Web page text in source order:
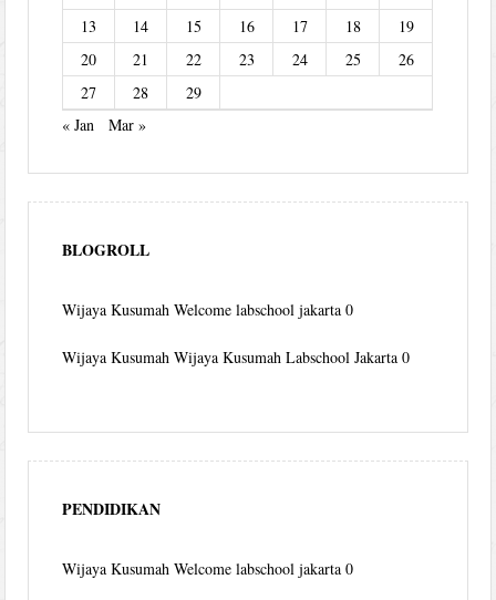
13
14 15 16 17 18
19
20
21 22 23 24 25
26
27
28
29
« Jan
Mar »
BLOGROLL
Wijaya Kusumah Welcome labschool jakarta 0
Wijaya Kusumah Wijaya Kusumah Labschool Jakarta 0
PENDIDIKAN
Wijaya Kusumah Welcome labschool jakarta 0